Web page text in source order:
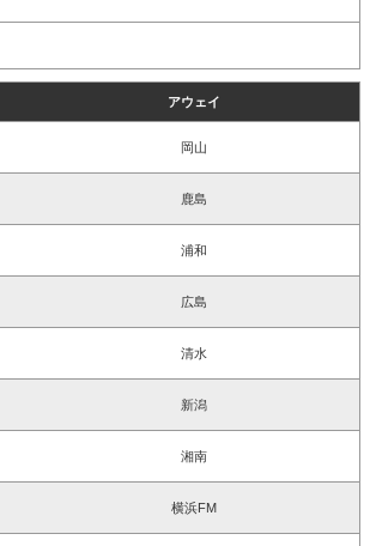
アウェイ
岡山
鹿島
浦和
広島
清水
新潟
湘南
横浜FM